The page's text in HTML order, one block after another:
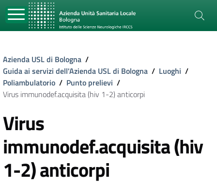
Azienda USL di Bologna /
Guida ai servizi dell'Azienda USL di Bologna / Luoghi /
Poliambulatorio / Punto prelievi /
Virus immunodef.acquisita (hiv 1-2) anticorpi
Virus
immunodef.acquisita (hiv
1-2) anticorpi